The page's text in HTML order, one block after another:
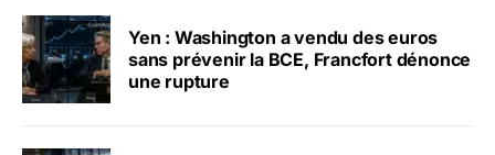
Yen : Washington a vendu des euros
sans prévenir la BCE, Francfort dénonce
une rupture